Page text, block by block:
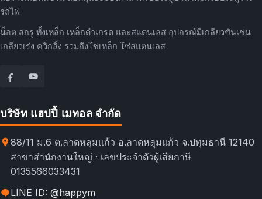
รถไฟ
น็อต สกรู ทั้งเหล็ก เหล็กดำเกรด และสแตนเลส อุปกรณ์มีเกลียวขันเช่น
เกลียวเร่ง ควิกลิ้ง รวมถึงโซ่เหล็ก โซ่สแตนเลส
บริษัท แฮปปี้ เมทอล จำกัด
88/11 ม.6 ต.ลาดหลุมแก้ว อ.ลาดหลุมแก้ว จ.ปทุมธานี 12140
สาขาสำนักงานใหญ่ · เลขประจำตัวผู้เสียภาษี
0135566033431
LINE ID: @happym